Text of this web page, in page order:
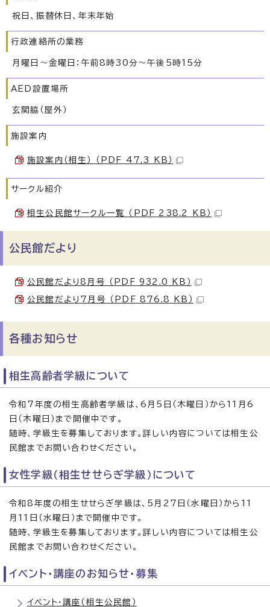
祝日、振替休日、年末年始
行政連絡所の業務
月曜日～金曜日：午前8時30分～午後5時15分
AED設置場所
玄関脇（屋外）
施設案内
施設案内（相生） （PDF 47.3 KB）
サークル紹介
相生公民館サークル一覧 （PDF 238.2 KB）
公民館だより
公民館だより8月号 （PDF 932.0 KB）
公民館だより7月号 （PDF 876.8 KB）
各種お知らせ
相生高齢者学級について
令和7年度の相生高齢者学級は、6月5日（木曜日）から11月6
日（木曜日）まで開催中です。
随時、学級生を募集しております。詳しい内容については相生公
民館までお問い合わせください。
女性学級（相生せせらぎ学級）について
令和8年度の相生せせらぎ学級は、5月27日（水曜日）から11
月11日（水曜日）まで開催中です。
随時、学級生を募集しております。詳しい内容については相生公
民館までお問い合わせください。
イベント・講座のお知らせ・募集
イベント・講座（相生公民館）